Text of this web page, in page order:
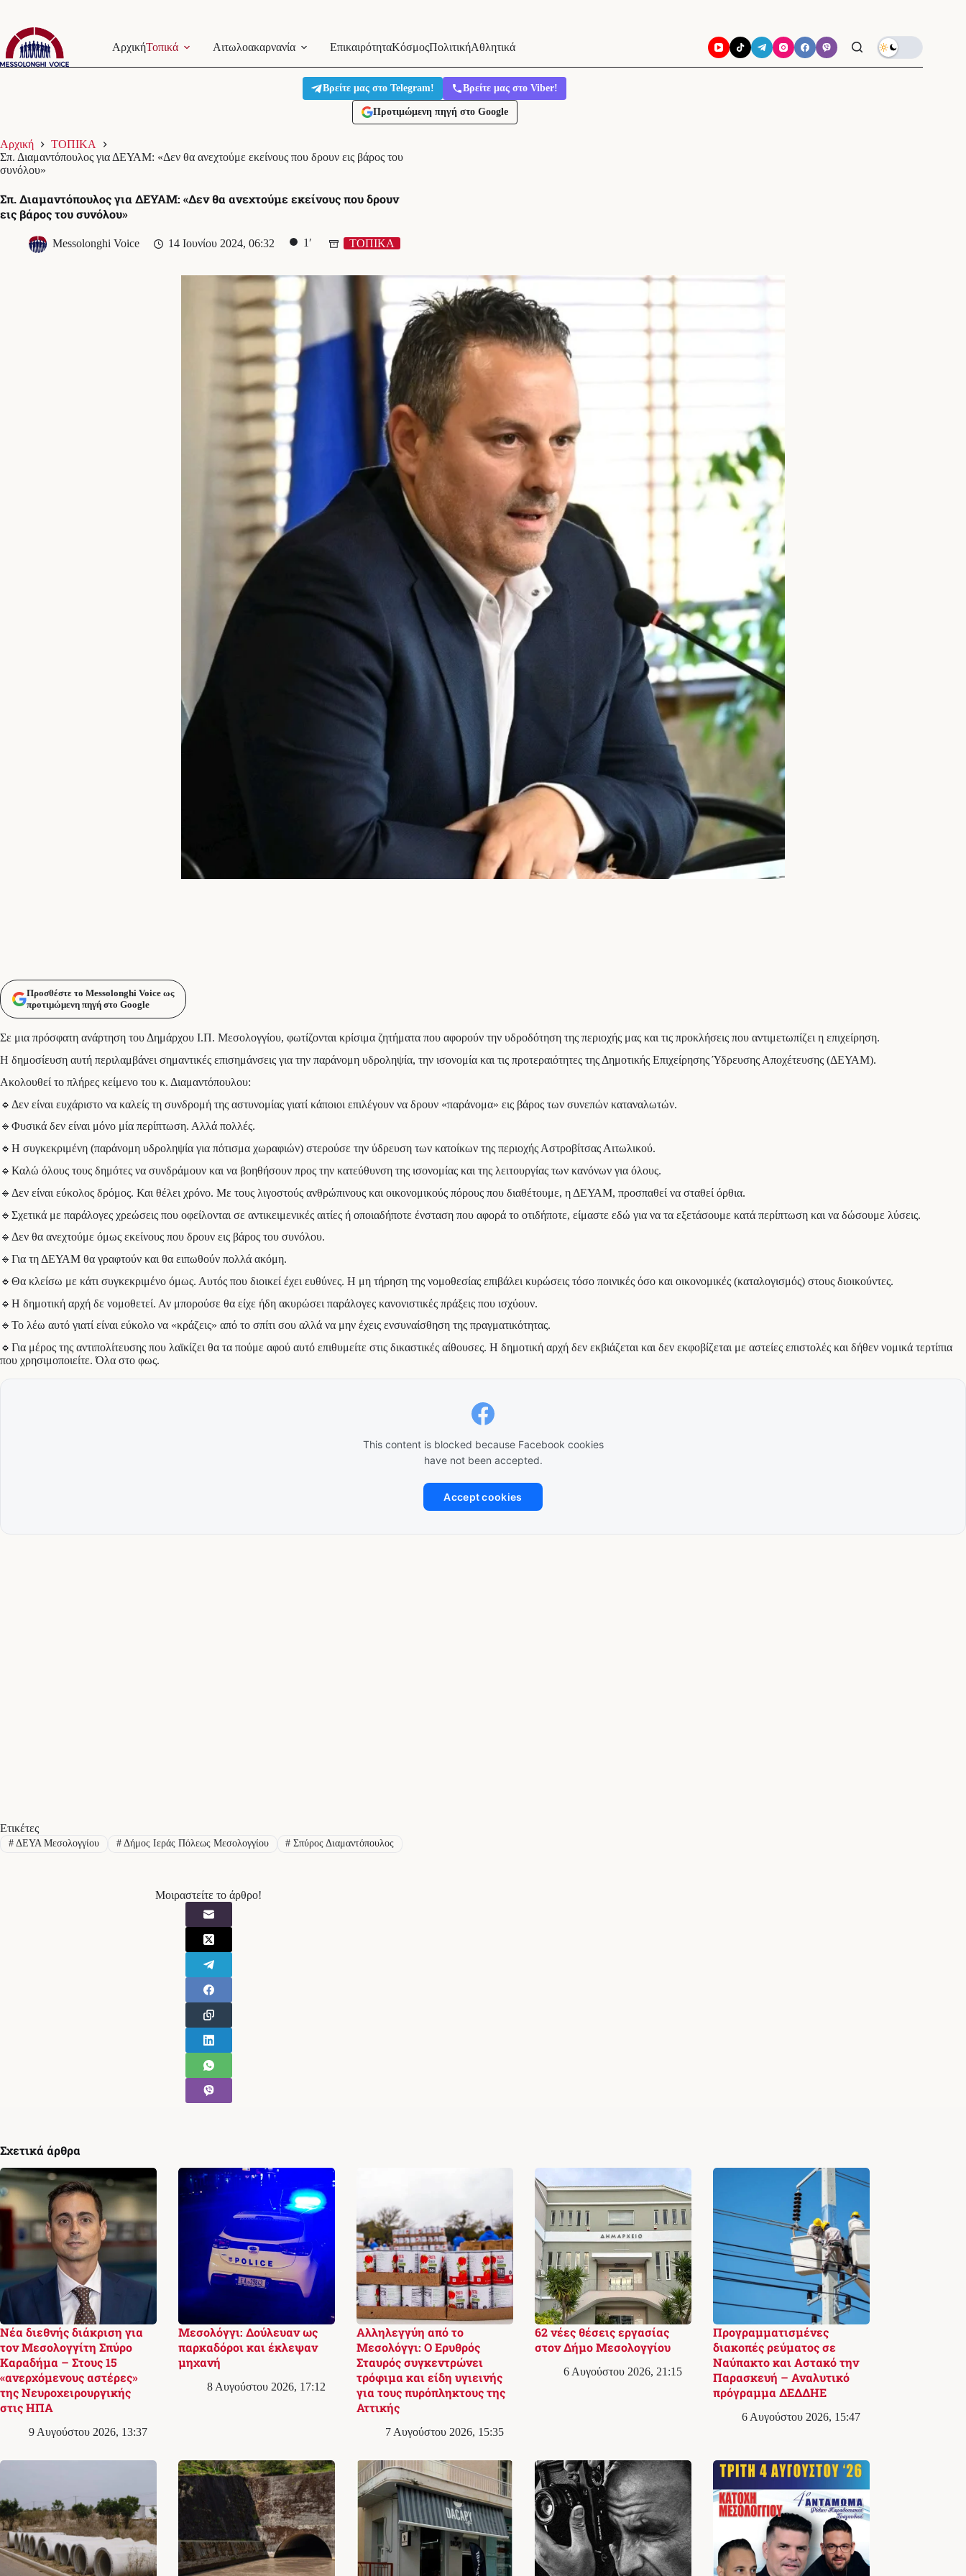
Μετάβαση
στο
περιεχόμενο
ΑρχικήΤοπικά Αιτωλοακαρνανία ΕπικαιρότηταΚόσμοςΠολιτικήΑθλητικά
Βρείτε μας στο Telegram! Βρείτε μας στο Viber!
Προτιμώμενη πηγή στο Google
Αρχική
ΤΟΠΙΚΑ
Σπ. Διαμαντόπουλος για ΔΕΥΑΜ: «Δεν θα ανεχτούμε εκείνους που δρουν εις βάρος του
συνόλου»
Σπ. Διαμαντόπουλος για ΔΕΥΑΜ: «Δεν θα ανεχτούμε εκείνους που δρουν
εις βάρος του συνόλου»
Messolonghi Voice 14 Ιουνίου 2024, 06:32 1′ ΤΟΠΙΚΑ
Προσθέστε το Messolonghi Voice ως
προτιμώμενη πηγή στο Google
Σε μια πρόσφατη ανάρτηση του Δημάρχου Ι.Π. Μεσολογγίου, φωτίζονται κρίσιμα ζητήματα που αφορούν την υδροδότηση της περιοχής μας και τις προκλήσεις που αντιμετωπίζει η επιχείρηση.
Η δημοσίευση αυτή περιλαμβάνει σημαντικές επισημάνσεις για την παράνομη υδροληψία, την ισονομία και τις προτεραιότητες της Δημοτικής Επιχείρησης Ύδρευσης Αποχέτευσης (ΔΕΥΑΜ).
Ακολουθεί το πλήρες κείμενο του κ. Διαμαντόπουλου:
🔹Δεν είναι ευχάριστο να καλείς τη συνδρομή της αστυνομίας γιατί κάποιοι επιλέγουν να δρουν «παράνομα» εις βάρος των συνεπών καταναλωτών.
🔹Φυσικά δεν είναι μόνο μία περίπτωση. Αλλά πολλές.
🔹Η συγκεκριμένη (παράνομη υδροληψία για πότισμα χωραφιών) στερούσε την ύδρευση των κατοίκων της περιοχής Αστροβίτσας Αιτωλικού.
🔹Καλώ όλους τους δημότες να συνδράμουν και να βοηθήσουν προς την κατεύθυνση της ισονομίας και της λειτουργίας των κανόνων για όλους.
🔹Δεν είναι εύκολος δρόμος. Και θέλει χρόνο. Με τους λιγοστούς ανθρώπινους και οικονομικούς πόρους που διαθέτουμε, η ΔΕΥΑΜ, προσπαθεί να σταθεί όρθια.
🔹Σχετικά με παράλογες χρεώσεις που οφείλονται σε αντικειμενικές αιτίες ή οποιαδήποτε ένσταση που αφορά το οτιδήποτε, είμαστε εδώ για να τα εξετάσουμε κατά περίπτωση και να δώσουμε λύσεις.
🔹Δεν θα ανεχτούμε όμως εκείνους που δρουν εις βάρος του συνόλου.
🔹Για τη ΔΕΥΑΜ θα γραφτούν και θα ειπωθούν πολλά ακόμη.
🔹Θα κλείσω με κάτι συγκεκριμένο όμως. Αυτός που διοικεί έχει ευθύνες. Η μη τήρηση της νομοθεσίας επιβάλει κυρώσεις τόσο ποινικές όσο και οικονομικές (καταλογισμός) στους διοικούντες.
🔹Η δημοτική αρχή δε νομοθετεί. Αν μπορούσε θα είχε ήδη ακυρώσει παράλογες κανονιστικές πράξεις που ισχύουν.
🔹Το λέω αυτό γιατί είναι εύκολο να «κράζεις» από το σπίτι σου αλλά να μην έχεις ενσυναίσθηση της πραγματικότητας.
🔹Για μέρος της αντιπολίτευσης που λαϊκίζει θα τα πούμε αφού αυτό επιθυμείτε στις δικαστικές αίθουσες. Η δημοτική αρχή δεν εκβιάζεται και δεν εκφοβίζεται με αστείες επιστολές και δήθεν νομικά τερτίπια
που χρησιμοποιείτε. Όλα στο φως.
This content is blocked because Facebook cookies
have not been accepted.
Accept cookies
Ετικέτες
#ΔΕΥΑ Μεσολογγίου #Δήμος Ιεράς Πόλεως Μεσολογγίου # Σπύρος Διαμαντόπουλος
Μοιραστείτε το άρθρο!
Σχετικά άρθρα
Νέα διεθνής διάκριση για
τον Μεσολογγίτη Σπύρο
Καραδήμα – Στους 15
«ανερχόμενους αστέρες»
της Νευροχειρουργικής
στις ΗΠΑ
9 Αυγούστου 2026, 13:37
Μεσολόγγι: Δούλευαν ως
παρκαδόροι και έκλεψαν
μηχανή
8 Αυγούστου 2026, 17:12
Αλληλεγγύη από το
Μεσολόγγι: Ο Ερυθρός
Σταυρός συγκεντρώνει
τρόφιμα και είδη υγιεινής
για τους πυρόπληκτους της
Αττικής
7 Αυγούστου 2026, 15:35
62 νέες θέσεις εργασίας
στον Δήμο Μεσολογγίου
6 Αυγούστου 2026, 21:15
Προγραμματισμένες
διακοπές ρεύματος σε
Ναύπακτο και Αστακό την
Παρασκευή – Αναλυτικό
πρόγραμμα ΔΕΔΔΗΕ
6 Αυγούστου 2026, 15:47